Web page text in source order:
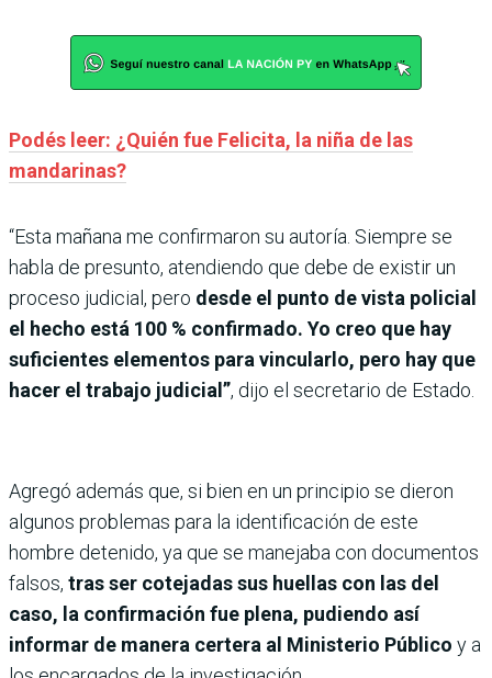
Podés leer: ¿Quién fue Felicita, la niña de las
mandarinas?
“Esta mañana me confirmaron su autoría. Siempre se
habla de presunto, atendiendo que debe de existir un
proceso judicial, pero desde el punto de vista policial
el hecho está 100 % confirmado. Yo creo que hay
suficientes elementos para vincularlo, pero hay que
hacer el trabajo judicial”, dijo el secretario de Estado.
Agregó además que, si bien en un principio se dieron
algunos problemas para la identificación de este
hombre detenido, ya que se manejaba con documentos
falsos, tras ser cotejadas sus huellas con las del
caso, la confirmación fue plena, pudiendo así
informar de manera certera al Ministerio Público y a